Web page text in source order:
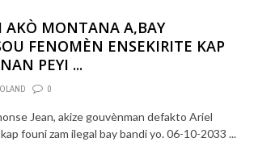
AKÒ MONTANA A,BAY
FENOMÈN ENSEKIRITE KAP
PEYI ...
0
Jean, akize gouvènman defakto Ariel
founi zam ilegal bay bandi yo. 06-10-2033 ...